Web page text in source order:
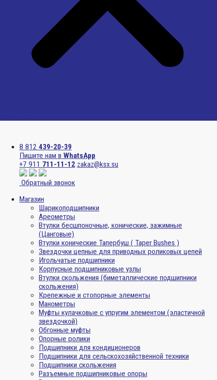
8 812 439-20-39
Пишите нам в WhatsApp
+7 911 711-11-12 zakaz@ksx.su
Обратный звонок
Магазин
Шарикоподшипники
Ареометры
Втулки бесшпоночные, конические, зажимные
(Цанговые)
Втулки конические Тапербуш ( Taper Bushes )
Звездочки цепные для приводных роликовых цепей
Игольчатые подшипники
Корпусные подшипниковые узлы
Втулки скольжения (биметаллические подшипники
скольжения)
Крепежные и стопорные элементы
Манометры
Муфты кулачковые с упругим элементом (эластичной
звездочкой)
Обгонные муфты
Опорные ролики
Подшипники для кондиционеров
Подшипники для сельскохозяйственной техники
Подшипники скольжения
Разъемные подшипниковые опоры